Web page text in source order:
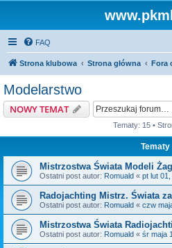
FAQ
Strona klubowa Strona główna Fora
Modelarstwo
NOWY TEMAT
Tematy: 15 •
Tematy
Mistrzostwa Świata Modeli
Ostatni post autor: Romuald « pt lut
Radojachting Mistrz. Świata
Ostatni post autor: Romuald « czw
Mistrzostwa Świata
Ostatni post autor: Romuald « śr maja